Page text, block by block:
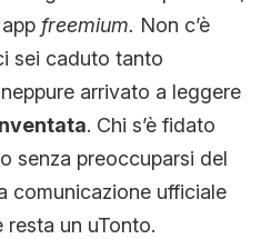
freemium. Non c’è
sei caduto tanto
arrivato a leggere
. Chi s’è fidato
senza preoccuparsi del
comunicazione ufficiale
un uTonto.